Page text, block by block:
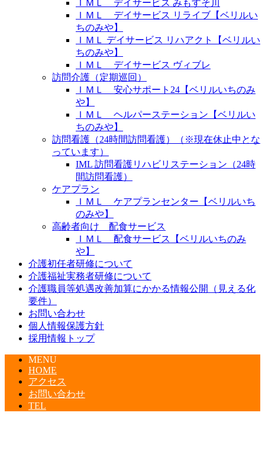
ＩＭＬ デイサービス みもすそ川
ＩＭＬ デイサービス リライブ【ベリルい
ちのみや】
ＩＭＬ デイサービス リハアクト【ベリルい
ちのみや】
ＩＭＬ デイサービス ヴィブレ
訪問介護（定期巡回）
ＩＭＬ 安心サポート24【ベリルいちのみ
や】
ＩＭＬ ヘルパーステーション【ベリルい
ちのみや】
訪問看護（24時間訪問看護）（※現在休止中とな
っています）
IML 訪問看護リハビリステーション（24時
間訪問看護）
ケアプラン
ＩＭＬ ケアプランセンター【ベリルいち
のみや】
高齢者向け 配食サービス
ＩＭＬ 配食サービス【ベリルいちのみ
や】
介護初任者研修について
介護福祉実務者研修について
介護職員等処遇改善加算にかかる情報公開（見える化
要件）
お問い合わせ
個人情報保護方針
採用情報トップ
MENU
HOME
アクセス
お問い合わせ
TEL